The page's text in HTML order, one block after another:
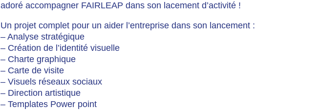
adoré accompagner FAIRLEAP dans son lacement d’activité !
Un projet complet pour un aider l’entreprise dans son lancement :
– Analyse stratégique
– Création de l’identité visuelle
– Charte graphique
– Carte de visite
– Visuels réseaux sociaux
– Direction artistique
– Templates Power point